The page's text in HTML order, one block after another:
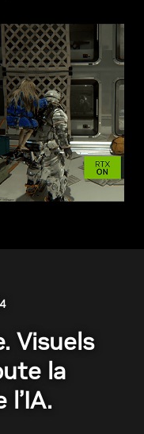
Visuels
la